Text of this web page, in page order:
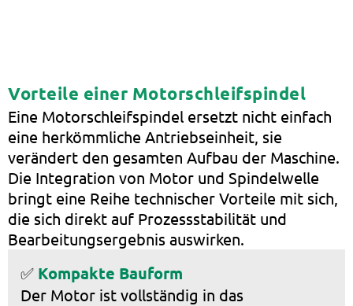
Vorteile einer Motorschleifspindel
Eine Motorschleifspindel ersetzt nicht einfach
eine herkömmliche Antriebseinheit, sie
verändert den gesamten Aufbau der Maschine.
Die Integration von Motor und Spindelwelle
bringt eine Reihe technischer Vorteile mit sich,
die sich direkt auf Prozessstabilität und
Bearbeitungsergebnis auswirken.
✅ Kompakte Bauform
Der Motor ist vollständig in das